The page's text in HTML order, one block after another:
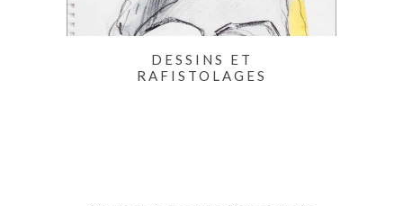
DESSINS ET
RAFISTOLAGES